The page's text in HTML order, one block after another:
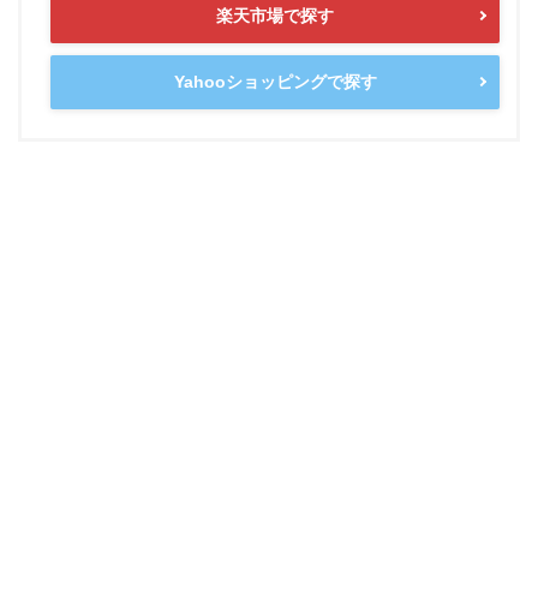
楽天市場で探す
Yahooショッピングで探す